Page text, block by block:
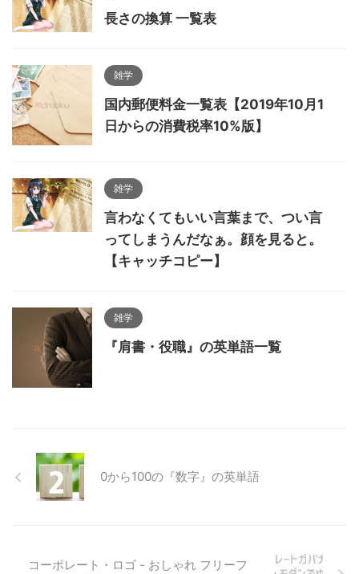
長さの換算 一覧表
雑学
国内郵便料金一覧表【2019年10月1
日からの消費税率10%版】
雑学
言わなくてもいい言葉まで、つい言
ってしまうんだなぁ。顔を見ると。
【キャッチコピー】
雑学
『肩書・役職』の英単語一覧
0から100の『数字』の英単語
コーポレート・ロゴ - おしゃれ フリーフ